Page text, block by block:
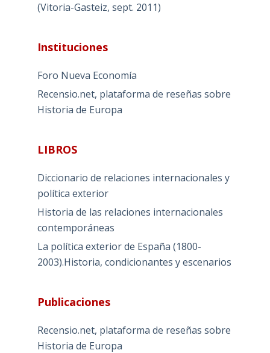
(Vitoria-Gasteiz, sept. 2011)
Instituciones
Foro Nueva Economía
Recensio.net, plataforma de reseñas sobre
Historia de Europa
LIBROS
Diccionario de relaciones internacionales y
política exterior
Historia de las relaciones internacionales
contemporáneas
La política exterior de España (1800-
2003).Historia, condicionantes y escenarios
Publicaciones
Recensio.net, plataforma de reseñas sobre
Historia de Europa